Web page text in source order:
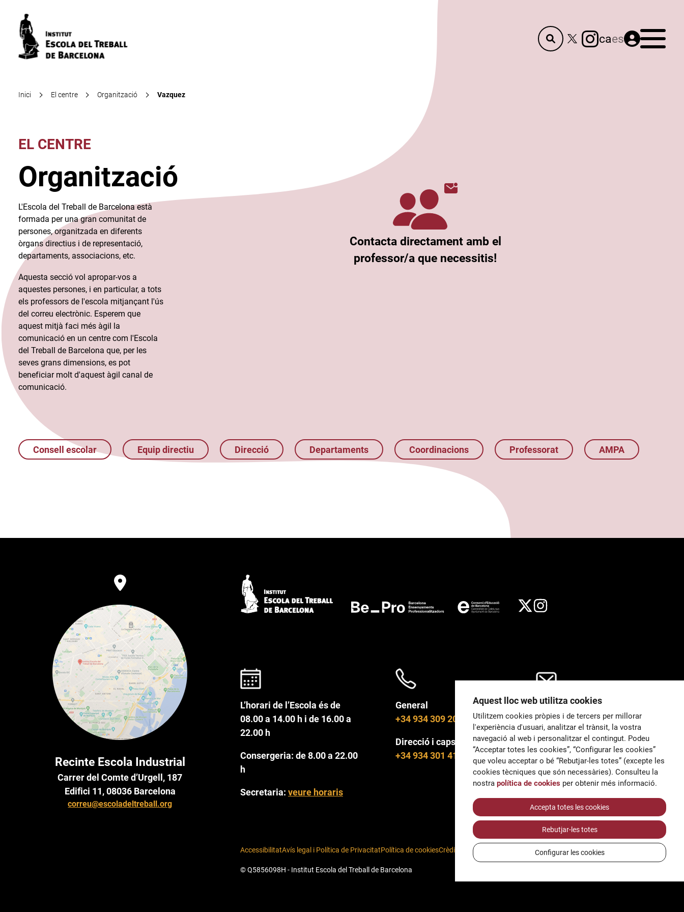
caes Menú
Inici El centre Organització Vazquez
EL CENTRE
Organització
L'Escola del Treball de Barcelona està
formada per una gran comunitat de
persones, organitzada en diferents
òrgans directius i de representació,
departaments, associacions, etc.​
Aquesta secció vol apropar-vos a
aquestes persones, i en particular, a tots
els professors de l'escola mitjançant l'ús
del correu electrònic. Esperem que
aquest mitjà faci més àgil la
comunicació en un centre com l'Escola
del Treball de Barcelona que, per les
seves grans dimensions, es pot
beneficiar molt d'aquest àgil canal de
comunicació.​
Contacta directament amb el
professor/a que necessitis!
Consell escolar Equip directiu Direcció Departaments Coordinacions Professorat AMPA
Recinte Escola Industrial
Carrer del Comte d’Urgell, 187
Edifici 11, 08036 Barcelona
correu@escoladeltreball.org
L’horari de l’Escola és de
08.00 a 14.00 h i de 16.00 a
22.00 h
Consergeria: de 8.00 a 22.00
h
Secretaria: veure horaris
General
+34 934 309 200
Direcció i caps d’estudis
+34 934 301 415
General
correu@escoladeltreball.org
Informació
informacio@escoladeltreball.o
rg
AccessibilitatAvís legal i Política de PrivacitatPolítica de cookiesCrèdits
© Q5856098H - Institut Escola del Treball de Barcelona
Aquest lloc web utilitza cookies
Utilitzem cookies pròpies i de tercers per millorar
l'experiència d'usuari, analitzar el trànsit, la vostra
navegació al web i personalitzar el contingut. Podeu
“Acceptar totes les cookies”, “Configurar les cookies”
que voleu acceptar o bé “Rebutjar-les totes” (excepte les
cookies tècniques que són necessàries). Consulteu la
nostra política de cookies per obtenir més informació.
Accepta totes les cookies
Rebutjar-les totes
Configurar les cookies